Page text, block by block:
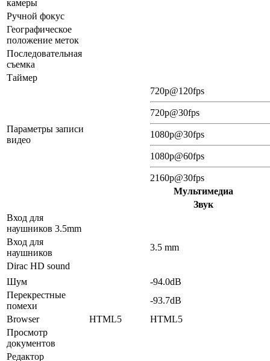
камеры
Ручной фокус
Географическое
положение меток
Последовательная
съемка
Таймер
Параметры записи
видео
720p@120fps
720p@30fps
1080p@30fps
1080p@60fps
2160p@30fps
Мультимедиа
Звук
Вход для
наушников 3.5mm
Вход для
наушников
3.5 mm
Dirac HD sound
Шум
-94.0dB
Перекрестные
помехи
-93.7dB
Browser
HTML5
HTML5
Просмотр
документов
Редактор